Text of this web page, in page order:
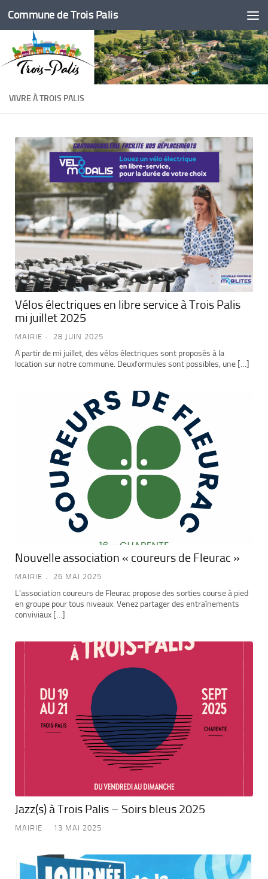
Skip to content
Commune de Trois Palis
VIVRE À TROIS PALIS
Vélos électriques en libre service à Trois Palis
mi juillet 2025
MAIRIE 28 JUIN 2025
A partir de mi juillet, des vélos électriques sont proposés à la
location sur notre commune. Deuxformules sont possibles, une […]
Nouvelle association « coureurs de Fleurac »
MAIRIE 26 MAI 2025
L’association coureurs de Fleurac propose des sorties course à pied
en groupe pour tous niveaux. Venez partager des entraînements
conviviaux […]
Jazz(s) à Trois Palis – Soirs bleus 2025
MAIRIE 13 MAI 2025